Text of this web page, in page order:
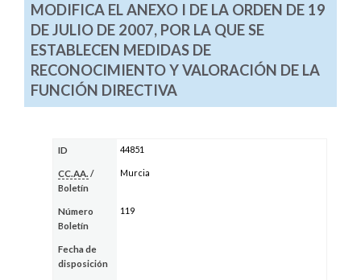
MODIFICA EL ANEXO I DE LA ORDEN DE 19
DE JULIO DE 2007, POR LA QUE SE
ESTABLECEN MEDIDAS DE
RECONOCIMIENTO Y VALORACIÓN DE LA
FUNCIÓN DIRECTIVA
ID 44851
CC.AA. /
Boletín
Murcia
Número
Boletín
119
Fecha de
disposición